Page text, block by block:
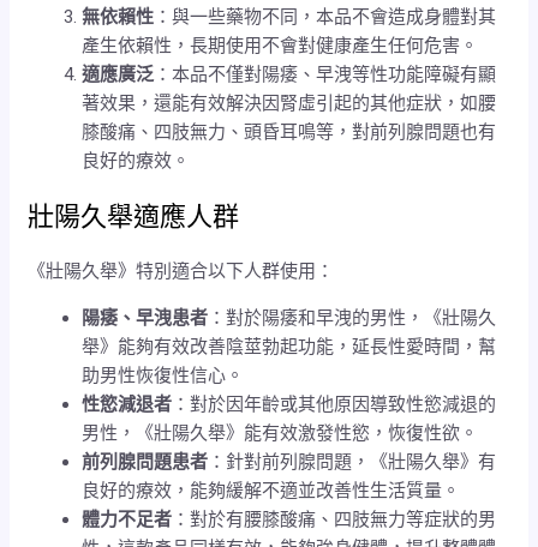
無依賴性 ：與一些藥物不同，本品不會造成身體對其
產生依賴性，長期使用不會對健康產生任何危害。
適應廣泛：本品不僅對陽痿、早洩等性功能障礙有顯
著效果，還能有效解決因腎虛引起的其他症狀，如腰
膝酸痛、四肢無力、頭昏耳鳴等，對前列腺問題也有
良好的療效。
壯陽久舉適應人群
《壯陽久舉》特別適合以下人群使用：
陽痿、早洩患者 ：對於陽痿和早洩的男性，《壯陽久
舉》能夠有效改善陰莖勃起功能，延長性愛時間，幫
助男性恢復性信心。
性慾減退者 ：對於因年齡或其他原因導致性慾減退的
男性，《壯陽久舉》能有效激發性慾，恢復性欲。
前列腺問題患者 ：針對前列腺問題，《壯陽久舉》有
良好的療效，能夠緩解不適並改善性生活質量。
體力不足者 ：對於有腰膝酸痛、四肢無力等症狀的男